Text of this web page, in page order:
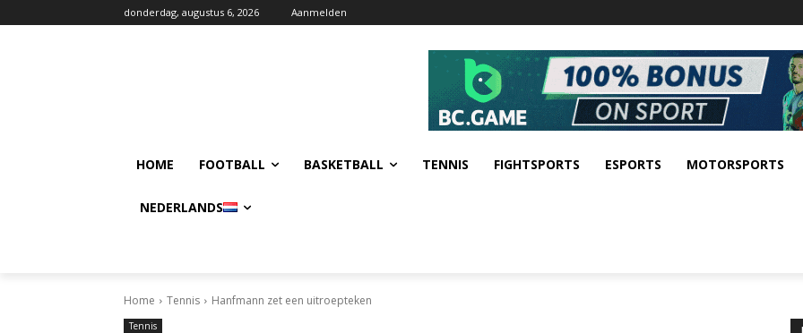
donderdag, augustus 6, 2026 Aanmelden
HOME FOOTBALL BASKETBALL TENNIS FIGHTSPORTS ESPORTS MOTORSPORTS
NEDERLANDS
Home Tennis Hanfmann zet een uitroepteken
Tennis